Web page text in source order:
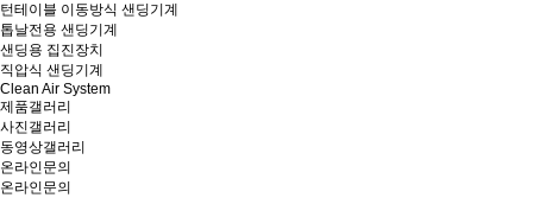
턴테이블 이동방식 샌딩기계
톱날전용 샌딩기계
샌딩용 집진장치
직압식 샌딩기계
Clean Air System
제품갤러리
사진갤러리
동영상갤러리
온라인문의
온라인문의